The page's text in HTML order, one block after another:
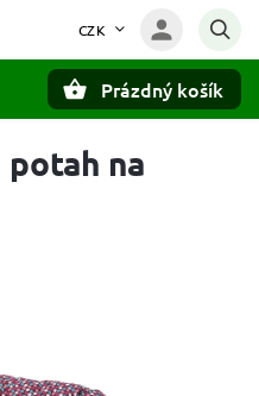
CZK
Prázdný košík
na